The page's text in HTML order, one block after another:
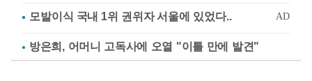
방은희, 어머니 고독사에 오열 "이틀 만에 발견"